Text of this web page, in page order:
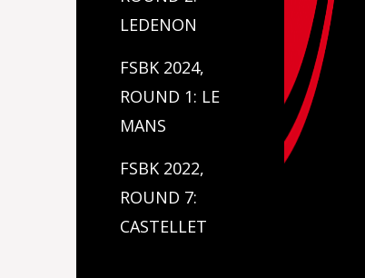
LEDENON
FSBK 2024,
ROUND 1: LE
MANS
FSBK 2022,
ROUND 7:
CASTELLET